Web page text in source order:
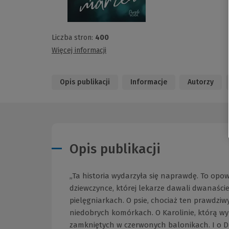
Liczba stron: 400
Więcej informacji
Opis publikacji Informacje Autorzy
Opis publikacji
„Ta historia wydarzyła się naprawdę. To
dziewczynce, której lekarze dawali
pielęgniarkach. O psie, chociaż ten
niedobrych komórkach. O Karolinie, którą
zamkniętych w czerwonych balonikach. I o